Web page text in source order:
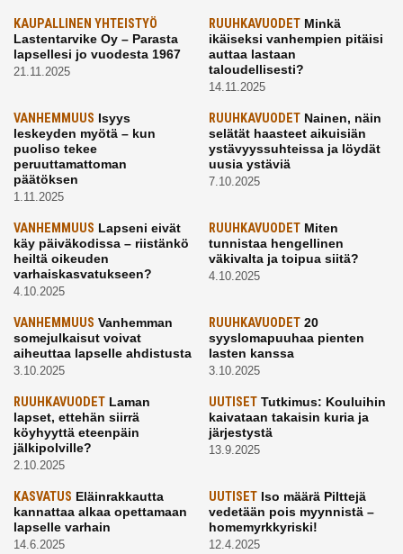
KAUPALLINEN YHTEISTYÖ
Lastentarvike Oy – Parasta
lapsellesi jo vuodesta 1967
21.11.2025
RUUHKAVUODETMinkä
ikäiseksi vanhempien pitäisi
auttaa lastaan
taloudellisesti?
14.11.2025
VANHEMMUUS Isyys
leskeyden myötä – kun
puoliso tekee
peruuttamattoman
päätöksen
1.11.2025
RUUHKAVUODETNainen, näin
selätät haasteet aikuisiän
ystävyyssuhteissa ja löydät
uusia ystäviä
7.10.2025
VANHEMMUUS Lapseni eivät
käy päiväkodissa – riistänkö
heiltä oikeuden
varhaiskasvatukseen?
4.10.2025
RUUHKAVUODETMiten
tunnistaa hengellinen
väkivalta ja toipua siitä?
4.10.2025
VANHEMMUUS Vanhemman
somejulkaisut voivat
aiheuttaa lapselle ahdistusta
3.10.2025
RUUHKAVUODET20
syyslomapuuhaa pienten
lasten kanssa
3.10.2025
RUUHKAVUODET Laman
lapset, ettehän siirrä
köyhyyttä eteenpäin
jälkipolville?
2.10.2025
UUTISETTutkimus: Kouluihin
kaivataan takaisin kuria ja
järjestystä
13.9.2025
KASVATUS Eläinrakkautta
kannattaa alkaa opettamaan
lapselle varhain
14.6.2025
UUTISETIso määrä Pilttejä
vedetään pois myynnistä –
homemyrkkyriski!
12.4.2025